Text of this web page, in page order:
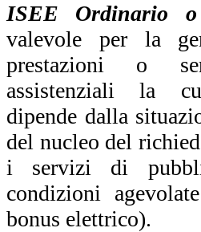
ISEE Ordinario o
valevole per la
prestazioni o
assistenziali la
dipende dalla
del nucleo del
i servizi di
condizioni
bonus elettrico).